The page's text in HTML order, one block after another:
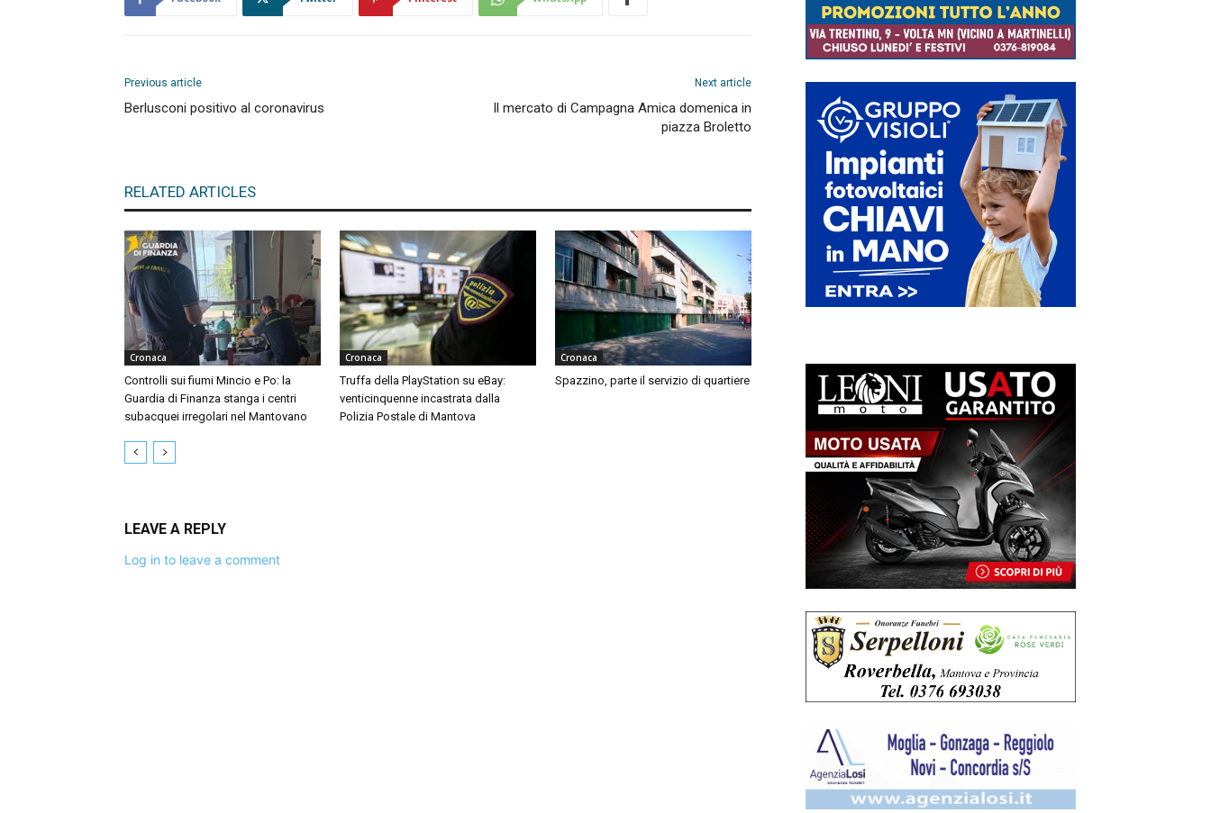
Previous article
Berlusconi positivo al coronavirus
Next article
Il mercato di Campagna Amica domenica in
piazza Broletto
RELATED ARTICLES
Cronaca
Controlli sui fiumi Mincio e Po: la
Guardia di Finanza stanga i centri
subacquei irregolari nel Mantovano
Cronaca
Truffa della PlayStation su eBay:
venticinquenne incastrata dalla
Polizia Postale di Mantova
Cronaca
Spazzino, parte il servizio di quartiere
LEAVE A REPLY
Log in to leave a comment